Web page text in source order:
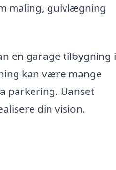
maling, gulvlægning
en garage tilbygning i
kan være mange
parkering. Uanset
din vision.